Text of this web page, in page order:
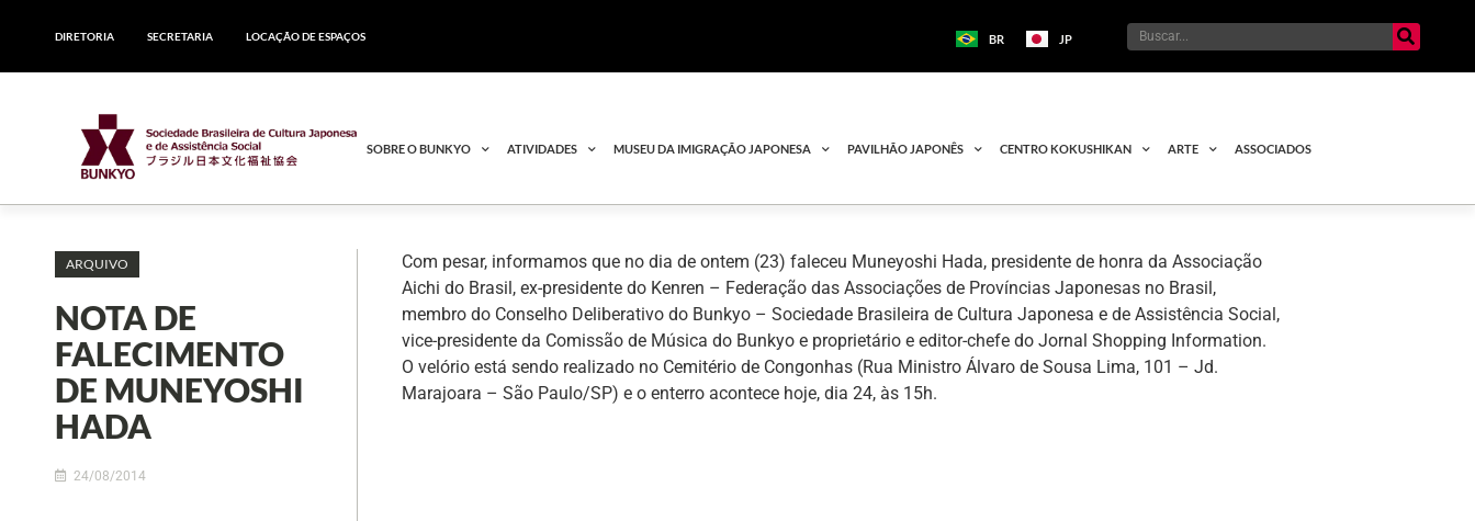
DIRETORIA SECRETARIA LOCAÇÃO DE ESPAÇOS BR JP
SOBRE O BUNKYO ATIVIDADES MUSEU DA IMIGRAÇÃO JAPONESA PAVILHÃO JAPONÊS CENTRO KOKUSHIKAN ARTE ASSOCIADOS
ARQUIVO
NOTA DE
FALECIMENTO
DE MUNEYOSHI
HADA
24/08/2014
Com pesar, informamos que no dia de ontem (23) faleceu Muneyoshi Hada, presidente de honra da Associação
Aichi do Brasil, ex-presidente do Kenren – Federação das Associações de Províncias Japonesas no Brasil,
membro do Conselho Deliberativo do Bunkyo – Sociedade Brasileira de Cultura Japonesa e de Assistência Social,
vice-presidente da Comissão de Música do Bunkyo e proprietário e editor-chefe do Jornal Shopping Information.
O velório está sendo realizado no Cemitério de Congonhas (Rua Ministro Álvaro de Sousa Lima, 101 – Jd.
Marajoara – São Paulo/SP) e o enterro acontece hoje, dia 24, às 15h.